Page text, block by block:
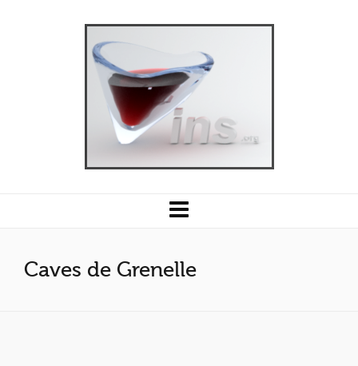
Caves de Grenelle